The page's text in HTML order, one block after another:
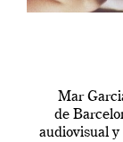
Mar
de
audiovisual y